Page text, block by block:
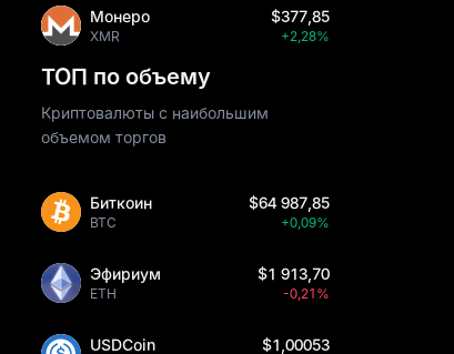
Монеро
XMR
$377,85
+2,28%
ТОП по объему
Криптовалюты с наибольшим
объемом торгов
Биткоин
BTC
$64 987,85
+0,09%
Эфириум
ETH
$1 913,70
-0,21%
USDCoin $1,00053